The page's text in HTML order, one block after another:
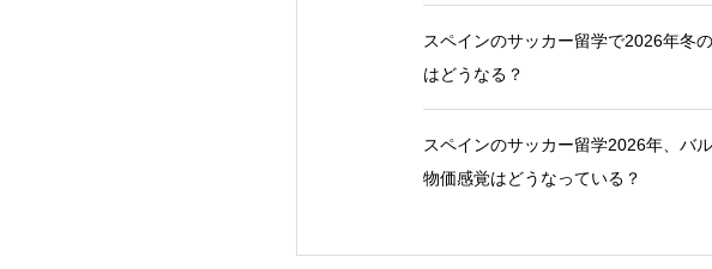
スペインのサッカー留学で2026年冬
はどうなる？
スペインのサッカー留学2026年、バ
物価感覚はどうなっている？